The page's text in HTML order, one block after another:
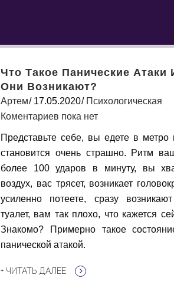
Что Такое Панические Атаки
Они Возникают?
Артем 17.05.2020
Коментариев пока нет
Представьте себе, вы едете в метро
становится очень страшно. Ритм
более 100 ударов в минуту, вы
воздух, вас трясет, возникает
усиленно потеете, сразу
туалет, вам так плохо, что кажется
Знакомо? Примерно такое
панической атакой.
+ ЧИТАТЬ ДАЛЕЕ